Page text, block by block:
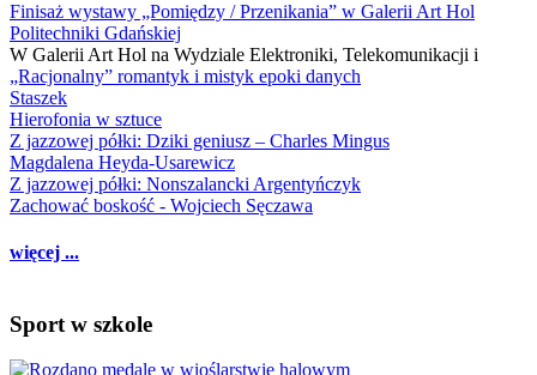
Finisaż wystawy „Pomiędzy / Przenikania” w Galerii Art Hol
Politechniki Gdańskiej
W Galerii Art Hol na Wydziale Elektroniki, Telekomunikacji i
„Racjonalny” romantyk i mistyk epoki danych
Staszek
Hierofonia w sztuce
Z jazzowej półki: Dziki geniusz – Charles Mingus
Magdalena Heyda-Usarewicz
Z jazzowej półki: Nonszalancki Argentyńczyk
Zachować boskość - Wojciech Sęczawa
więcej ...
Sport w szkole